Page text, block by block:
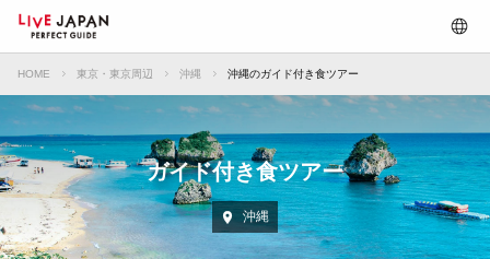
HOME 東京・東京周辺 沖縄 沖縄のガイド付き食ツアー
ガイド付き食ツアー
沖縄